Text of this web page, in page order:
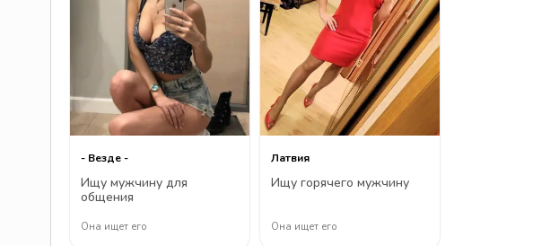
- Везде -
Ищу мужчину для
общения
Она ищет его
Латвия
Ищу горячего мужчину
Она ищет его